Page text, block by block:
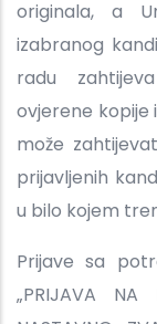
originala, a
izabranog
radu
ovjerene kopije
može
prijavljenih
u bilo kojem
Prijave sa
„PRIJAVA NA